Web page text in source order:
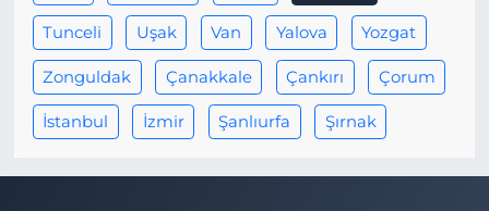
Tunceli Uşak Van Yalova Yozgat
Zonguldak Çanakkale Çankırı Çorum
İstanbul İzmir Şanlıurfa Şırnak